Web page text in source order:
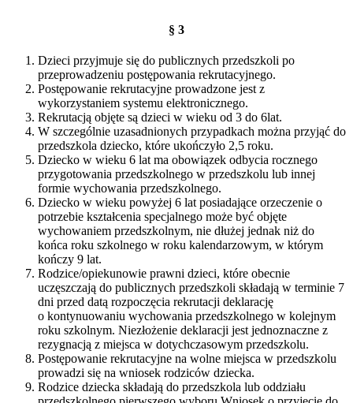
§ 3
Dzieci przyjmuje się do publicznych przedszkoli po
przeprowadzeniu postępowania rekrutacyjnego.
Postępowanie rekrutacyjne prowadzone jest z
wykorzystaniem systemu elektronicznego.
Rekrutacją objęte są dzieci w wieku od 3 do 6lat.
W szczególnie uzasadnionych przypadkach można przyjąć do
przedszkola dziecko, które ukończyło 2,5 roku.
Dziecko w wieku 6 lat ma obowiązek odbycia rocznego
przygotowania przedszkolnego w przedszkolu lub innej
formie wychowania przedszkolnego.
Dziecko w wieku powyżej 6 lat posiadające orzeczenie o
potrzebie kształcenia specjalnego może być objęte
wychowaniem przedszkolnym, nie dłużej jednak niż do
końca roku szkolnego w roku kalendarzowym, w którym
kończy 9 lat.
Rodzice/opiekunowie prawni dzieci, które obecnie
uczęszczają do publicznych przedszkoli składają w terminie 7
dni przed datą rozpoczęcia rekrutacji deklarację
o kontynuowaniu wychowania przedszkolnego w kolejnym
roku szkolnym. Niezłożenie deklaracji jest jednoznaczne z
rezygnacją z miejsca w dotychczasowym przedszkolu.
Postępowanie rekrutacyjne na wolne miejsca w przedszkolu
prowadzi się na wniosek rodziców dziecka.
Rodzice dziecka składają do przedszkola lub oddziału